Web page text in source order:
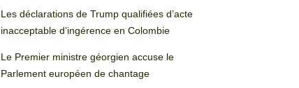
Les déclarations de Trump qualifiées d’acte
inacceptable d’ingérence en Colombie
Le Premier ministre géorgien accuse le
Parlement européen de chantage